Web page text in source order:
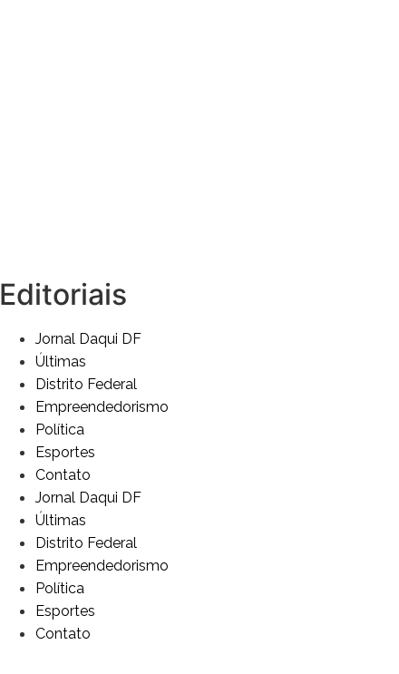
Editoriais
Jornal Daqui DF
Últimas
Distrito Federal
Empreendedorismo
Política
Esportes
Contato
Jornal Daqui DF
Últimas
Distrito Federal
Empreendedorismo
Política
Esportes
Contato